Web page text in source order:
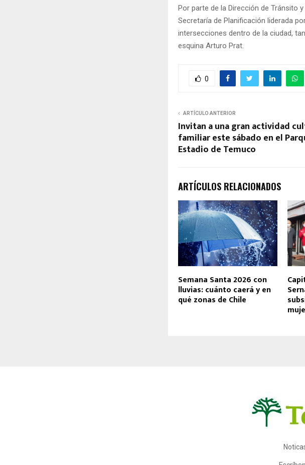
Por parte de la Dirección de Tránsito
Secretaría de Planificación liderada
intersecciones dentro de la ciudad,
esquina Arturo Prat.
0
ARTÍCULO ANTERIOR
Invitan a una gran actividad
familiar este sábado en el
Estadio de Temuco
ARTÍCULOS RELACIONADOS
Semana Santa 2026 con
lluvias: cuánto caerá y en
qué zonas de Chile